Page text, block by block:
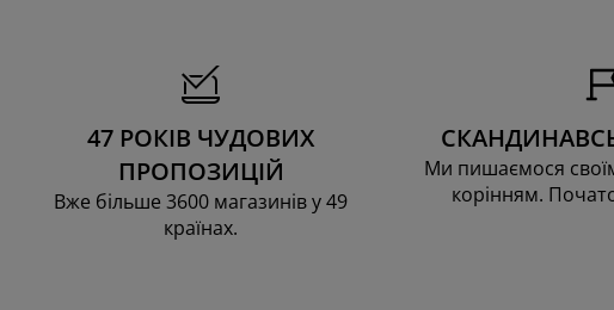
47 РОКІВ ЧУДОВИХ
ПРОПОЗИЦІЙ
Вже більше 3600 магазинів у 49
країнах.
Ми пишаємося
корінням.